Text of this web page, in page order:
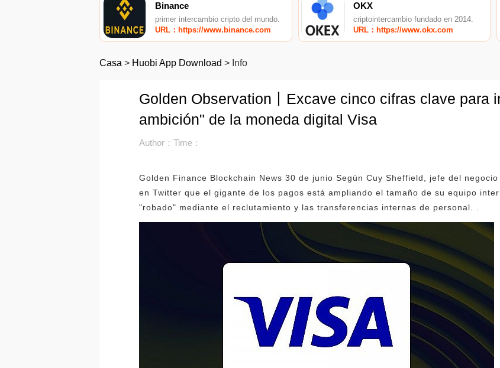
Binance
primer intercambio cripto del mundo.
URL：https://www.binance.com
OKX
criptointercambio fundado en 2014.
URL：https://www.okx.com
Casa > Huobi App Download > Info
Golden Observation丨Excave cinco cifras clave para
ambición" de la moneda digital Visa
Author：Time：
Golden Finance Blockchain News 30 de junio Según Cuy Sheffield, jefe del
en Twitter que el gigante de los pagos está ampliando el tamaño de su equipo
"robado" mediante el reclutamiento y las transferencias internas de personal. .